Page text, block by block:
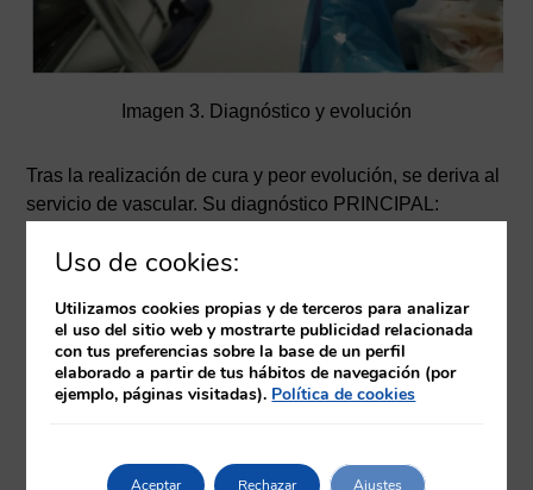
Imagen 3. Diagnóstico y evolución
Tras la realización de cura y peor evolución, se deriva al
servicio de vascular. Su diagnóstico PRINCIPAL:
HIPERTENSIVA. ÚLCERAS DE MARTORELL.
cada 12 horas 14 días.
Curas cada 24 horas en su centro de salud con
-LAVADO CON CEPILLO DE
CLORHEXIDINA+PRONTOSAN GEL+CUTIMED
Uso de cookies:
Utilizamos cookies propias y de terceros para analizar
el uso del sitio web y mostrarte publicidad relacionada
con tus preferencias sobre la base de un perfil
elaborado a partir de tus hábitos de navegación (por
ejemplo, páginas visitadas). Política de cookies
Aceptar Rechazar Ajustes